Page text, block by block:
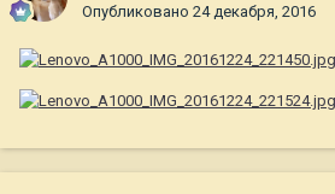
Опубликовано 24 декабря, 2016